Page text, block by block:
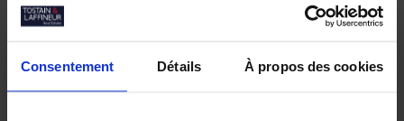
Consentement Détails À propos des cookies